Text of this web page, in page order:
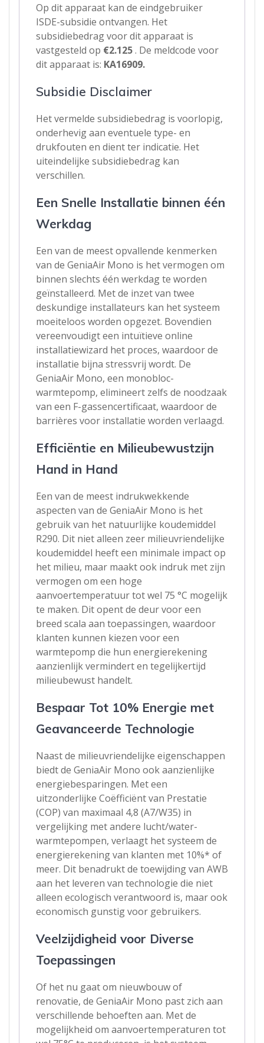
Op dit apparaat kan de eindgebruiker
ISDE-subsidie ontvangen. Het
subsidiebedrag voor dit apparaat is
vastgesteld op €2.125. De meldcode voor
dit apparaat is: KA16909.
Subsidie Disclaimer
Het vermelde subsidiebedrag is voorlopig,
onderhevig aan eventuele type- en
drukfouten en dient ter indicatie. Het
uiteindelijke subsidiebedrag kan
verschillen.
Een Snelle Installatie binnen één
Werkdag
Een van de meest opvallende kenmerken
van de GeniaAir Mono is het vermogen om
binnen slechts één werkdag te worden
geïnstalleerd. Met de inzet van twee
deskundige installateurs kan het systeem
moeiteloos worden opgezet. Bovendien
vereenvoudigt een intuïtieve online
installatiewizard het proces, waardoor de
installatie bijna stressvrij wordt. De
GeniaAir Mono, een monobloc-
warmtepomp, elimineert zelfs de noodzaak
van een F-gassencertificaat, waardoor de
barrières voor installatie worden verlaagd.
Efficiëntie en Milieubewustzijn
Hand in Hand
Een van de meest indrukwekkende
aspecten van de GeniaAir Mono is het
gebruik van het natuurlijke koudemiddel
R290. Dit niet alleen zeer milieuvriendelijke
koudemiddel heeft een minimale impact op
het milieu, maar maakt ook indruk met zijn
vermogen om een hoge
aanvoertemperatuur tot wel 75 °C mogelijk
te maken. Dit opent de deur voor een
breed scala aan toepassingen, waardoor
klanten kunnen kiezen voor een
warmtepomp die hun energierekening
aanzienlijk vermindert en tegelijkertijd
milieubewust handelt.
Bespaar Tot 10% Energie met
Geavanceerde Technologie
Naast de milieuvriendelijke eigenschappen
biedt de GeniaAir Mono ook aanzienlijke
energiebesparingen. Met een
uitzonderlijke Coëfficiënt van Prestatie
(COP) van maximaal 4,8 (A7/W35) in
vergelijking met andere lucht/water-
warmtepompen, verlaagt het systeem de
energierekening van klanten met 10%* of
meer. Dit benadrukt de toewijding van AWB
aan het leveren van technologie die niet
alleen ecologisch verantwoord is, maar ook
economisch gunstig voor gebruikers.
Veelzijdigheid voor Diverse
Toepassingen
Of het nu gaat om nieuwbouw of
renovatie, de GeniaAir Mono past zich aan
verschillende behoeften aan. Met de
mogelijkheid om aanvoertemperaturen tot